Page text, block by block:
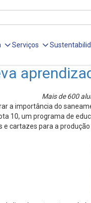
Serviços
Mais de 600
a importância do
10, um programa de
cartazes para a